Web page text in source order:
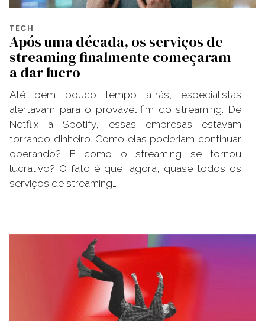
TECH
Após uma década, os serviços de
streaming finalmente começaram
a dar lucro
Até bem pouco tempo atrás, especialistas
alertavam para o provável fim do streaming. De
Netflix a Spotify, essas empresas estavam
torrando dinheiro. Como elas poderiam continuar
operando? E como o streaming se tornou
lucrativo? O fato é que, agora, quase todos os
serviços de streaming…